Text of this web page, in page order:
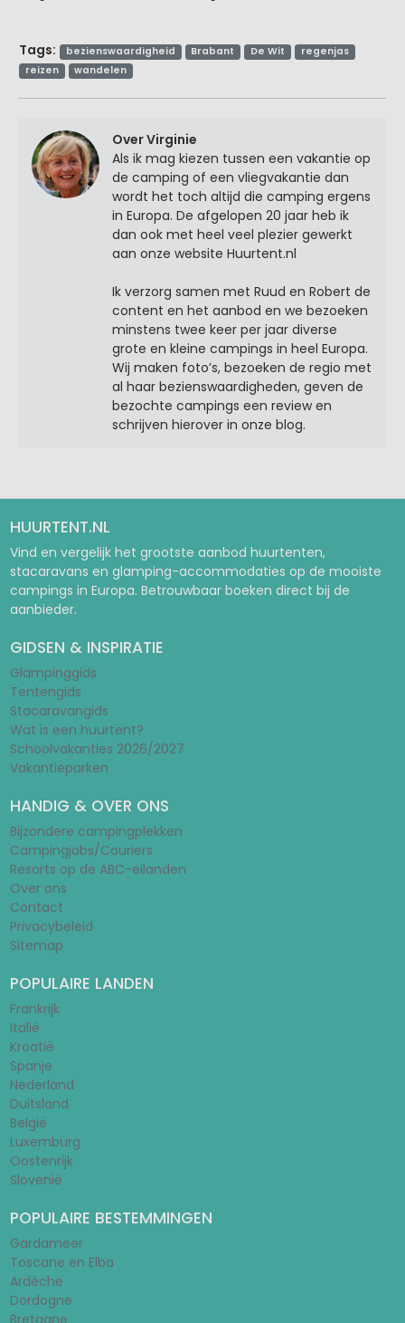
Tags: bezienswaardigheid Brabant De Wit
regenjas
reizen
wandelen
Over Virginie
Als ik mag kiezen tussen een vakantie op
de camping of een vliegvakantie dan
wordt het toch altijd die camping ergens
in Europa. De afgelopen 20 jaar heb ik
dan ook met heel veel plezier gewerkt
aan onze website Huurtent.nl
Ik verzorg samen met Ruud en Robert de
content en het aanbod en we bezoeken
minstens twee keer per jaar diverse
grote en kleine campings in heel Europa.
Wij maken foto’s, bezoeken de regio met
al haar bezienswaardigheden, geven de
bezochte campings een review en
schrijven hierover in onze blog.
HUURTENT.NL
Vind en vergelijk het grootste aanbod huurtenten,
stacaravans en glamping-accommodaties op de mooiste
campings in Europa. Betrouwbaar boeken direct bij de
aanbieder.
GIDSEN & INSPIRATIE
Glampinggids
Tentengids
Stacaravangids
Wat is een huurtent?
Schoolvakanties 2026/2027
Vakantieparken
HANDIG & OVER ONS
Bijzondere campingplekken
Campingjobs/Couriers
Resorts op de ABC-eilanden
Over ons
Contact
Privacybeleid
Sitemap
POPULAIRE LANDEN
Frankrijk
Italië
Kroatië
Spanje
Nederland
Duitsland
België
Luxemburg
Oostenrijk
Slovenië
POPULAIRE BESTEMMINGEN
Gardameer
Toscane en Elba
Ardèche
Dordogne